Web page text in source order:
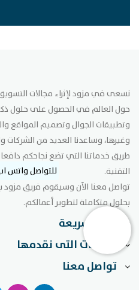
نسعى في مزود لإثراء مجالات التسويق
حول العالم في الحصول على حلول
وتطبيقات الجوال وتصميم المواقع
وغيرها، وساعدنا العديد من
طريق خدماتنا التي تضع نجاحكم
التقنية.
تواصل معنا الآن وسيقوم فريق مزود
بحلول متكاملة لتطوير أعمالكم.
روابط سريعة
الخدمات التى نقدمها
تواصل معنا
للتواصل واتس